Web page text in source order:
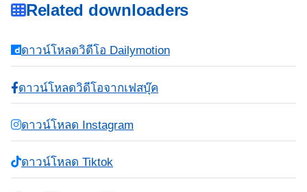
Related downloaders
ดาวน์โหลดวิดีโอ Dailymotion
ดาวน์โหลดวิดีโอจากเฟสบุ๊ค
ดาวน์โหลด Instagram
ดาวน์โหลด Tiktok